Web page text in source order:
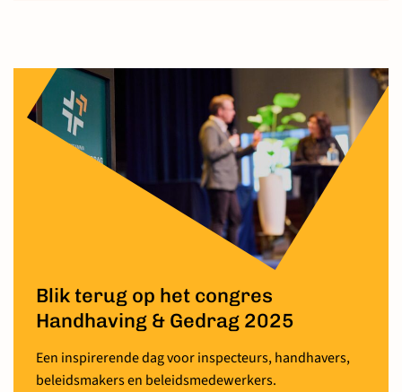
Blik terug op het congres
Handhaving & Gedrag 2025
Een inspirerende dag voor inspecteurs, handhavers,
beleidsmakers en beleidsmedewerkers.